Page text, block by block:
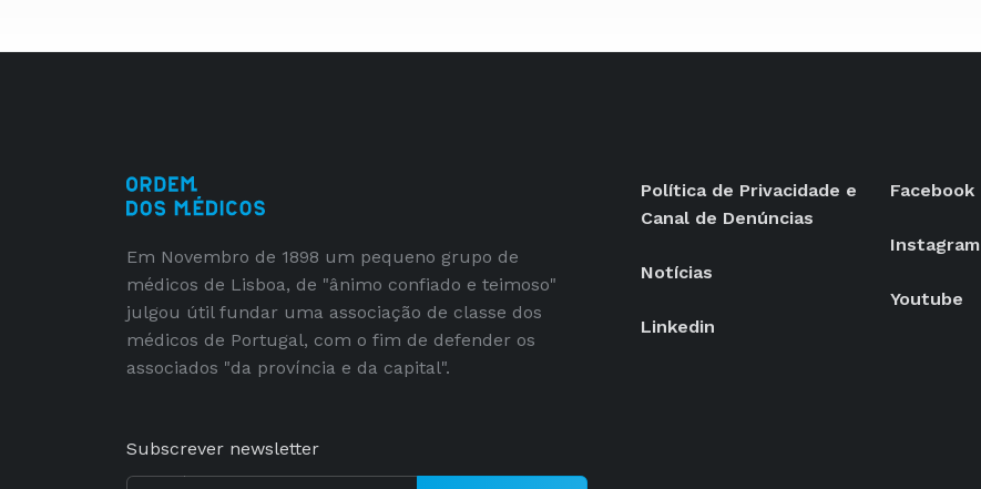
Em Novembro de 1898 um pequeno grupo de
médicos de Lisboa, de "ânimo confiado e teimoso"
julgou útil fundar uma associação de classe dos
médicos de Portugal, com o fim de defender os
associados "da província e da capital".
Subscrever newsletter
Política de Privacidade e
Canal de Denúncias
Notícias
Linkedin
Facebook
Instagram
Youtube